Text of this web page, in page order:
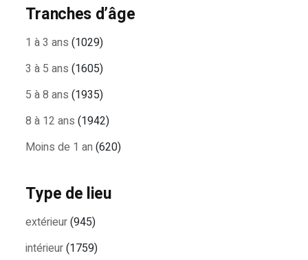
Tranches d’âge
1 à 3 ans (1029)
3 à 5 ans (1605)
5 à 8 ans (1935)
8 à 12 ans (1942)
Moins de 1 an (620)
Type de lieu
extérieur(945)
intérieur(1759)